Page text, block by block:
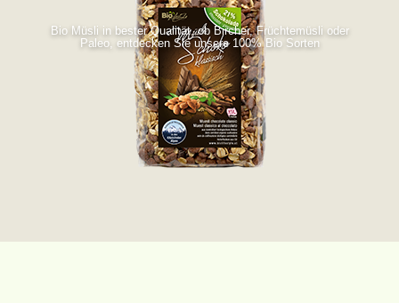
Bio Müsli in bester Qualität, ob Bircher, Früchtemüsli oder
Paleo, entdecken Sie unsere 100% Bio Sorten